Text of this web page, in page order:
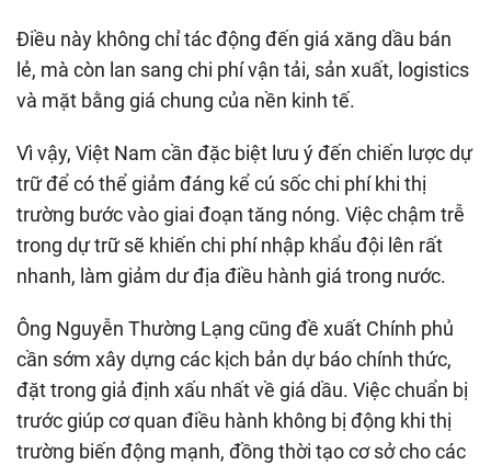
Điều này không chỉ tác động đến giá xăng dầu bán
lẻ, mà còn lan sang chi phí vận tải, sản xuất, logistics
và mặt bằng giá chung của nền kinh tế.
Vì vậy, Việt Nam cần đặc biệt lưu ý đến chiến lược dự
trữ để có thể giảm đáng kể cú sốc chi phí khi thị
trường bước vào giai đoạn tăng nóng. Việc chậm trễ
trong dự trữ sẽ khiến chi phí nhập khẩu đội lên rất
nhanh, làm giảm dư địa điều hành giá trong nước.
Ông Nguyễn Thường Lạng cũng đề xuất Chính phủ
cần sớm xây dựng các kịch bản dự báo chính thức,
đặt trong giả định xấu nhất về giá dầu. Việc chuẩn bị
trước giúp cơ quan điều hành không bị động khi thị
trường biến động mạnh, đồng thời tạo cơ sở cho các